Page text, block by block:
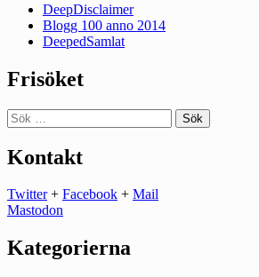
DeepDisclaimer
Blogg 100 anno 2014
DeepedSamlat
Frisöket
Sök
efter:
Kontakt
Twitter+ Facebook + Mail
Mastodon
Kategorierna